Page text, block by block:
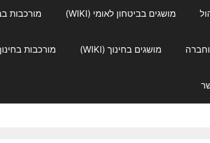
מושגים בביטחון לאומי (WIKI) מורכבות
מושגים בחינוך (WIKI) מורכבות